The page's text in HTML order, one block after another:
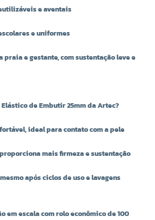
e aventais
e uniformes
praia e gestante, com sustentação leve e
Elástico de Embutir 25mm da Artec?
ideal para contato com a pele
mais firmeza e sustentação
após ciclos de uso e lavagens
em escala com rolo econômico de 100